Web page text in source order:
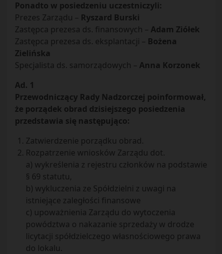
Ponadto w posiedzeniu uczestniczyli:
Prezes Zarządu – Ryszard Burski
Zastępca prezesa ds. finansowych – Adam Ziółek
Zastępca prezesa ds. eksplantacji – Bożena
Zielińska
Specjalista ds. samorządowych – Anna Korzonek
Ad. 1
Przewodniczący Rady Nadzorczej poinformował,
że porządek obrad dzisiejszego posiedzenia
przedstawia się następująco:
Zatwierdzenie porządku obrad.
Rozpatrzenie wniosków Zarządu dot.
a) wykreślenia z rejestru członków na podstawie
§ 69 statutu,
b) wykluczenia ze Spółdzielni z uwagi na
istniejące zaległości finansowe
c) upoważnienia Zarządu do wytoczenia
powództwa o nakazanie sprzedaży w drodze
licytacji spółdzielczego własnościowego prawa
do lokalu.